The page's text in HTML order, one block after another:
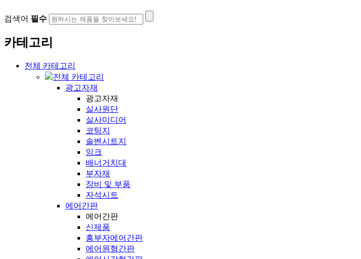
검색어 필수
카테고리
전체 카테고리
전체 카테고리
광고자재
광고자재
실사원단
실사미디어
코팅지
솔벤시트지
잉크
배너거치대
부자재
장비 및 부품
자석시트
에어간판
에어간판
신제품
흥부자에어간판
에어원형간판